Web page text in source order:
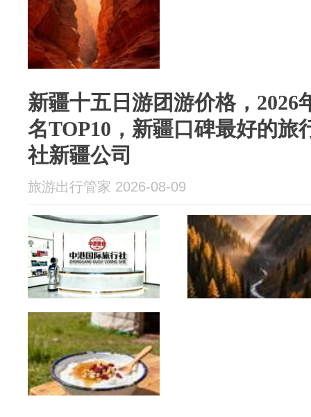
新疆十五日游团游价格，2026
名TOP10，新疆口碑最好的旅
社新疆公司
旅游出行管家 2026-08-09